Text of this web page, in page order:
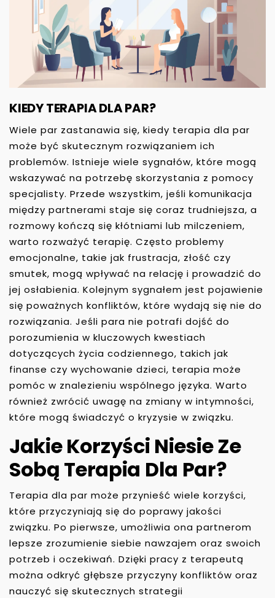
KIEDY TERAPIA DLA PAR?
Wiele par zastanawia się, kiedy terapia dla par
może być skutecznym rozwiązaniem ich
problemów. Istnieje wiele sygnałów, które mogą
wskazywać na potrzebę skorzystania z pomocy
specjalisty. Przede wszystkim, jeśli komunikacja
między partnerami staje się coraz trudniejsza, a
rozmowy kończą się kłótniami lub milczeniem,
warto rozważyć terapię. Często problemy
emocjonalne, takie jak frustracja, złość czy
smutek, mogą wpływać na relację i prowadzić do
jej osłabienia. Kolejnym sygnałem jest pojawienie
się poważnych konfliktów, które wydają się nie do
rozwiązania. Jeśli para nie potrafi dojść do
porozumienia w kluczowych kwestiach
dotyczących życia codziennego, takich jak
finanse czy wychowanie dzieci, terapia może
pomóc w znalezieniu wspólnego języka. Warto
również zwrócić uwagę na zmiany w intymności,
które mogą świadczyć o kryzysie w związku.
Jakie Korzyści Niesie Ze
Sobą Terapia Dla Par?
Terapia dla par może przynieść wiele korzyści,
które przyczyniają się do poprawy jakości
związku. Po pierwsze, umożliwia ona partnerom
lepsze zrozumienie siebie nawzajem oraz swoich
potrzeb i oczekiwań. Dzięki pracy z terapeutą
można odkryć głębsze przyczyny konfliktów oraz
nauczyć się skutecznych strategii